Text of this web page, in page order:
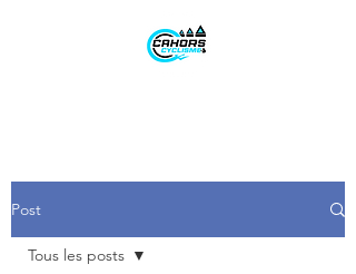
Post
Tous les posts